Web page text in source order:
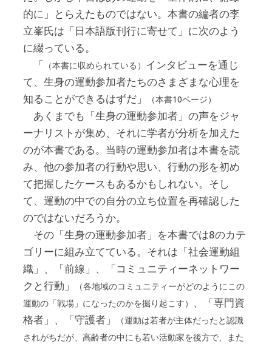
的に」とらえたものではない。本書の編者の李
立峯氏は「日本語版刊行に寄せて」に次のよう
に綴っている。
「 （本書に収められている） インタビューを通じ
て、生身の運動参加者たちのさまざまな心理を
知ることができるはずだ」
（本書10ページ）
あくまでも「生身の運動参加者」の声をジャ
ーナリストが集め、それに学者が分析を加えた
のが本書である。当時の運動参加者は本書を読
み、他の参加者の行動や思い、行動の形を初め
て把握したケースもあるかもしれない。そし
て、運動の中での自分の立ち位置を再確認した
のではないだろうか。
その「生身の運動参加者」を本書では8のカテ
ゴリーに組み立てている。それは「社会運動組
織」、「前線」、「コミュニティーネットワー
クと行動」
（各地域のコミュニティーがどのようにこの
運動の「戦場」になったのかを掘り起こす）
、「専門資
格者」、「守護者」
（運動は若者が主体だったと認識
されがちだが、高齢者の中にも若い活動家を後方で、また